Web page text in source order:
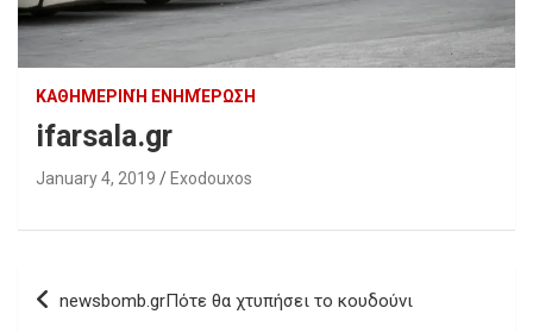
ΚΑΘΗΜΕΡΙΝΉ ΕΝΗΜΈΡΩΣΗ
ifarsala.gr
January 4, 2019 Exodouxos
Post
navigation
newsbomb.grΠότε θα χτυπήσει το κουδούνι